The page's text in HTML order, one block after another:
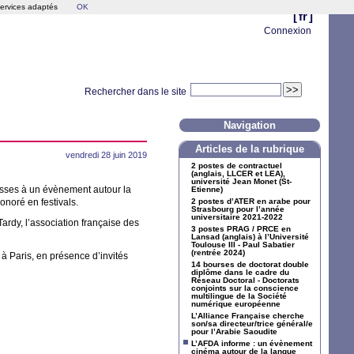
[ fr ]
Connexion
Rechercher dans le site
vendredi 28 juin 2019
à un évènement autour la
en festivals.
l’association française des
Paris, en présence d’invités
Navigation
Articles de la rubrique
2 postes de contractuel
(anglais, LLCER etLEA),
université Jean Monet (St-
Etienne)
2 postes d’ATER en arabe pour
Strasbourg pour l’année
universitaire 2021-2022
3 postes PRAG / PRCE en
Lansad (anglais) à l’Université
Toulouse III - Paul Sabatier
(rentrée 2024)
14 bourses de doctorat double
diplôme dans le cadre du
Réseau Doctoral - Doctorats
conjoints sur la conscience
multilingue de la Société
numérique européenne
L’Alliance Française cherche
son/sa directeur/trice général/e
pour l’Arabie Saoudite
L’AFDA informe : un évènement
cinéma autour de la langue
adaptés OK